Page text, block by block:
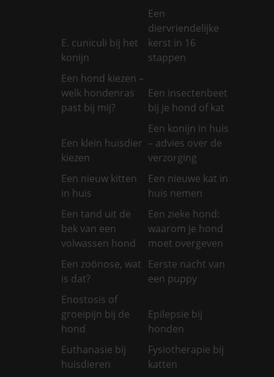
E. cuniculi bij het
konijn
Een
diervriendelijke
kerst in 16
stappen
Een hond kiezen –
welk hondenras
past bij mij?
Een insectenbeet
bij je hond of kat
Een klein huisdier
kiezen
Een konijn in huis
– advies over de
verzorging
Een nieuw kitten
in huis
Een nieuwe kat in
huis nemen
Een tand uit de
bek van een
volwassen hond
Een zieke hond:
waarom je hond
moet overgeven
Een zoönose, wat
is dat?
Eerste nacht van
een puppy
Enostosis of
groeipijn bij de
hond
Epilepsie bij
honden
Euthanasie bij
huisdieren
Fysiotherapie bij
katten